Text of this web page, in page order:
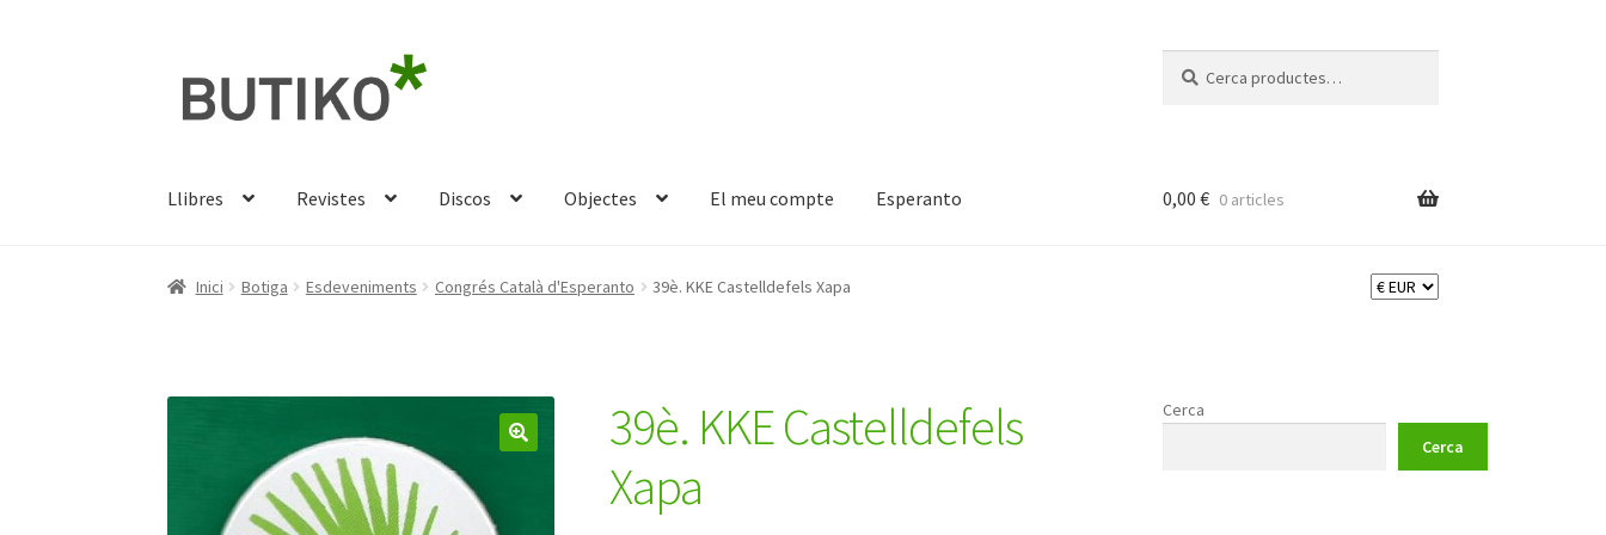
navegació
contingut
Llibres Revistes Discos Objectes El meu compte Esperanto 0,00 € 0 articles
Inici Botiga Esdeveniments Congrés Català d'Esperanto 39è. KKE Castelldefels Xapa
39è. KKE Castelldefels
Xapa
Cerca
Cerca